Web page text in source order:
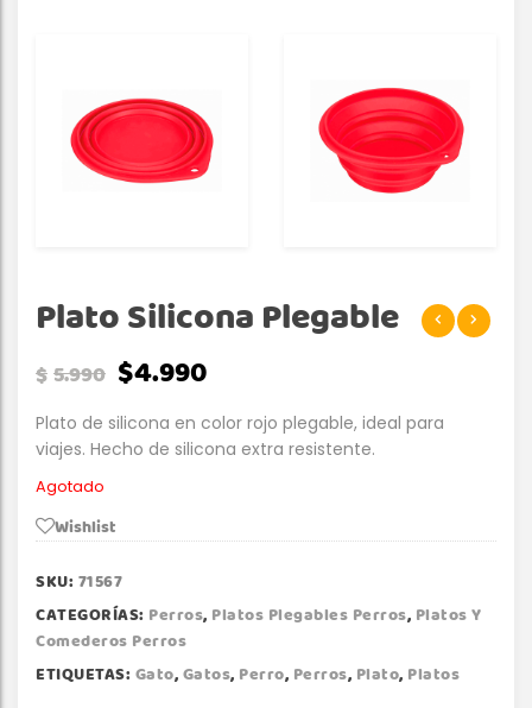
Plato Silicona Plegable
$5.990 $4.990
Plato de silicona en color rojo plegable, ideal para
viajes. Hecho de silicona extra resistente.
Agotado
Wishlist
SKU: 71567
CATEGORÍAS: Perros, Platos Plegables Perros, Platos Y
Comederos Perros
ETIQUETAS: Gato,Gatos, Perro, Perros, Plato, Platos